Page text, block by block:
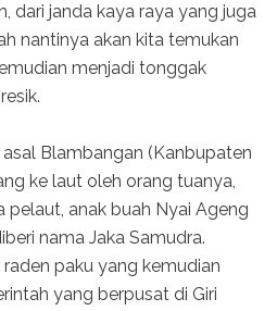
dari janda kaya raya yang juga
nantinya akan kita temukan
menjadi tonggak
Blambangan (Kanbupaten
ke laut oleh orang tuanya,
pelaut, anak buah Nyai Ageng
nama Jaka Samudra.
paku yang kemudian
yang berpusat di Giri